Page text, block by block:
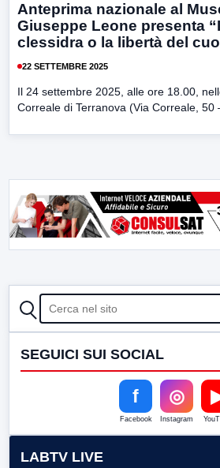
Anteprima nazionale al
Giuseppe Leone presenta
clessidra o la libertà del
22 SETTEMBRE 2025
Il 24 settembre 2025, alle ore 18.00,
Correale di Terranova (Via Correale, 50
CERCA
SEGUICI SUI SOCIAL
f
Facebook
◎
Instagram
LABTV LIVE